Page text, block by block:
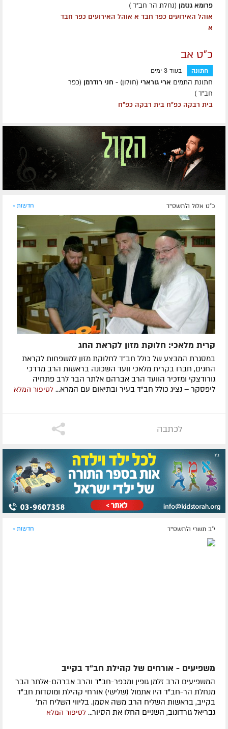
פרומא גנזמן (נחלת הר חב"ד )
אוהל האירועים כפר חבד א אוהל האירועים כפר חבד
א
כ"ט אב
חתונה בעוד 3 ימים
חתונת התמים ארי גורארי (חולון) - חני רודרמן (כפר
חב״ד )
בית רבקה כפ״ח בית רבקה כפ״ח
כ"ט אלול ה׳תשס״ד חדשות »
קרית מלאכי: חלוקת מזון לקראת החג
במסגרת המבצע של כולל חב"ד לחלוקת מזון למשפחות לקראת
החגים, חברו בקרית מלאכי וועד השכונה בראשות הרב מרדכי
גורודצקי ומזכיר הוועד הרב אברהם אלתר הבר לרב פתחיה
ליפסקר – נציג כולל חב"ד בעיר ובתיאום עם המרא... לסיפור המלא
לכתבה
י"ב תשרי ה׳תשס״ד חדשות »
משפיעים - אורחים של קהילת חב"ד בקייב
המשפיעים הרב זלמן גופין ומכפר-חב"ד והרב אברהם-אלתר הבר
מנחלת הר-חב"ד היו אתמול (שלישי) אורחי קהילת ומוסדות חב"ד
בקייב, בראשות השליח הרב משה אסמן. בליווי השליח הת'
גבריאל גורדונוב, השניים החלו את הסיור... לסיפור המלא